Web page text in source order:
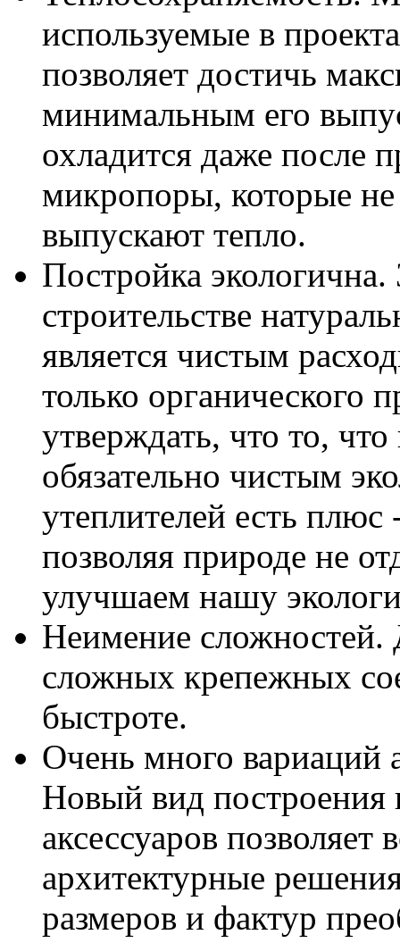
используемые в
позволяет достичь
минимальным его
охладится даже после
микропоры, которые
выпускают тепло.
Постройка экологична.
строительстве
является чистым
только органического
утверждать, что то,
обязательно чистым
утеплителей есть
позволяя природе не
улучшаем нашу
Неимение сложностей.
сложных крепежных
быстроте.
Очень много вариаций
Новый вид построения
аксессуаров
архитектурные
размеров и фактур